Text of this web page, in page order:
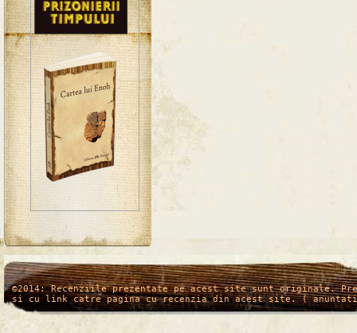
/* */
©2014: Recenziile prezentate pe acest site sunt originale.
si cu link catre pagina cu recenzia din acest site. (